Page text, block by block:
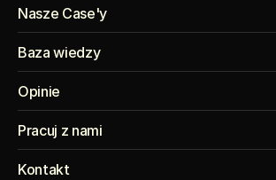
Nasze Case'y
Baza wiedzy
Opinie
Pracuj z nami
Kontakt